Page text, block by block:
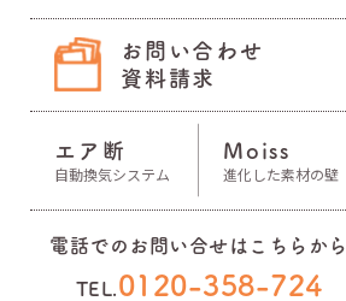
お問い合わせ
資料請求
エア断
自動換気システム
Moiss
進化した素材の壁
電話でのお問い合せはこちらから
TEL. 0120-358-724